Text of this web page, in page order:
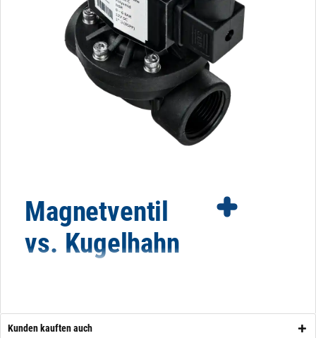
Magnetventil
vs. Kugelhahn
Einsatz eines Magnetventils und elektrischen
Kunden kauften auch